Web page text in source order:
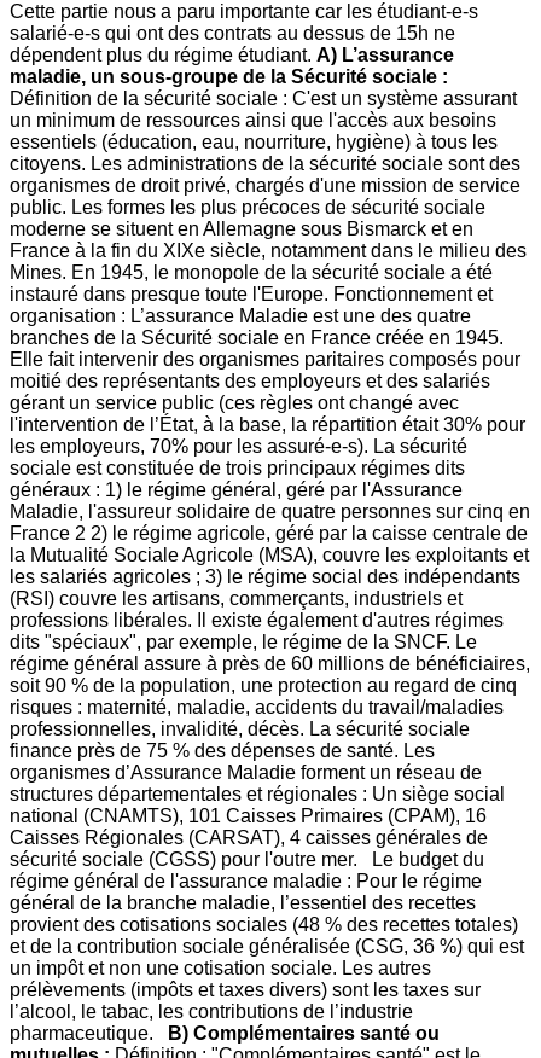
Cette partie nous a paru importante car les étudiant-e-s
salarié-e-s qui ont des contrats au dessus de 15h ne
dépendent plus du régime étudiant. A) L’assurance
maladie, un sous-groupe de la Sécurité sociale :
Définition de la sécurité sociale : C'est un système assurant
un minimum de ressources ainsi que l'accès aux besoins
essentiels (éducation, eau, nourriture, hygiène) à tous les
citoyens. Les administrations de la sécurité sociale sont des
organismes de droit privé, chargés d'une mission de service
public. Les formes les plus précoces de sécurité sociale
moderne se situent en Allemagne sous Bismarck et en
France à la fin du XIXe siècle, notamment dans le milieu des
Mines. En 1945, le monopole de la sécurité sociale a été
instauré dans presque toute l'Europe. Fonctionnement et
organisation : L’assurance Maladie est une des quatre
branches de la Sécurité sociale en France créée en 1945.
Elle fait intervenir des organismes paritaires composés pour
moitié des représentants des employeurs et des salariés
gérant un service public (ces règles ont changé avec
l'intervention de l’État, à la base, la répartition était 30% pour
les employeurs, 70% pour les assuré-e-s). La sécurité
sociale est constituée de trois principaux régimes dits
généraux : 1) le régime général, géré par l'Assurance
Maladie, l'assureur solidaire de quatre personnes sur cinq en
France 2 2) le régime agricole, géré par la caisse centrale de
la Mutualité Sociale Agricole (MSA), couvre les exploitants et
les salariés agricoles ; 3) le régime social des indépendants
(RSI) couvre les artisans, commerçants, industriels et
professions libérales. Il existe également d'autres régimes
dits "spéciaux", par exemple, le régime de la SNCF. Le
régime général assure à près de 60 millions de bénéficiaires,
soit 90 % de la population, une protection au regard de cinq
risques : maternité, maladie, accidents du travail/maladies
professionnelles, invalidité, décès. La sécurité sociale
finance près de 75 % des dépenses de santé. Les
organismes d’Assurance Maladie forment un réseau de
structures départementales et régionales : Un siège social
national (CNAMTS), 101 Caisses Primaires (CPAM), 16
Caisses Régionales (CARSAT), 4 caisses générales de
sécurité sociale (CGSS) pour l'outre mer. Le budget du
régime général de l'assurance maladie : Pour le régime
général de la branche maladie, l’essentiel des recettes
provient des cotisations sociales (48 % des recettes totales)
et de la contribution sociale généralisée (CSG, 36 %) qui est
un impôt et non une cotisation sociale. Les autres
prélèvements (impôts et taxes divers) sont les taxes sur
l’alcool, le tabac, les contributions de l’industrie
pharmaceutique.
B) Complémentaires santé ou